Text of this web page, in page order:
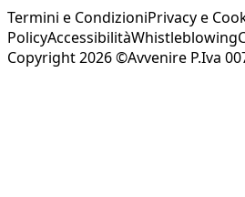
Termini e CondizioniPrivacy e
PolicyAccessibilitàWhistleblowing
Copyright 2026 ©Avvenire P.Iva